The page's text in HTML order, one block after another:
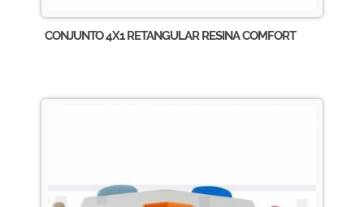
CONJUNTO 4X1 RETANGULAR RESINA COMFORT